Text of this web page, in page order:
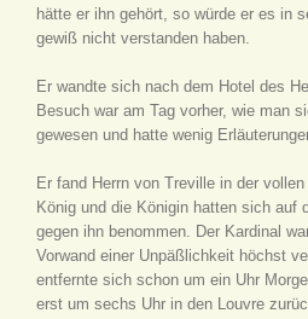
hätte er ihn gehört, so würde er es in
gewiß nicht verstanden haben.
Er wandte sich nach dem Hotel des
Besuch war am Tag vorher, wie man
gewesen und hatte wenig
Er fand Herrn von Treville in der
König und die Königin hatten sich auf
gegen ihn benommen. Der Kardinal
Vorwand einer Unpäßlichkeit höchst
entfernte sich schon um ein Uhr
erst um sechs Uhr in den Louvre